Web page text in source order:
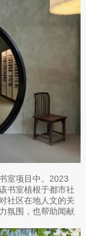
室项目中。2023
书室植根于都市社
社区在地人文的关
氛围，也帮助闻献